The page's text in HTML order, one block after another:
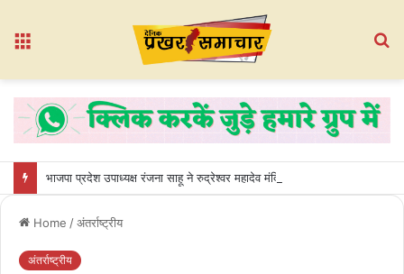
Home /अंतर्राष्ट्रीय
अंतर्राष्ट्रीय